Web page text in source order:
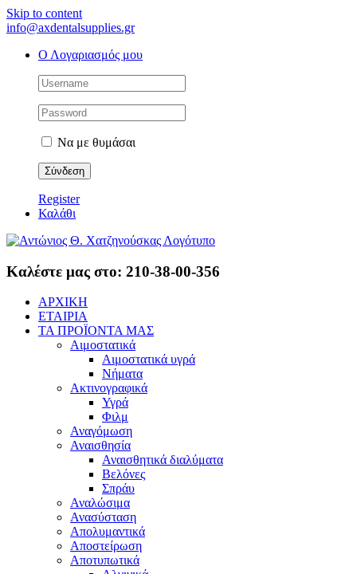
Skip to content
info@axdentalsupplies.gr
Ο Λογαριασμός μου
Να με θυμάσαι
Register
Καλάθι
Καλέστε μας στο: 210-38-00-356
ΑΡΧΙΚΗ
ΕΤΑΙΡΙΑ
ΤΑ ΠΡΟΪΟΝΤΑ ΜΑΣ
Αιμοστατικά
Αιμοστατικά υγρά
Νήματα
Ακτινογραφικά
Υγρά
Φιλμ
Αναγόμωση
Αναισθησία
Αναισθητικά διαλύματα
Βελόνες
Σπράυ
Αναλώσιμα
Ανασύσταση
Απολυμαντικά
Αποστείρωση
Αποτυπωτικά